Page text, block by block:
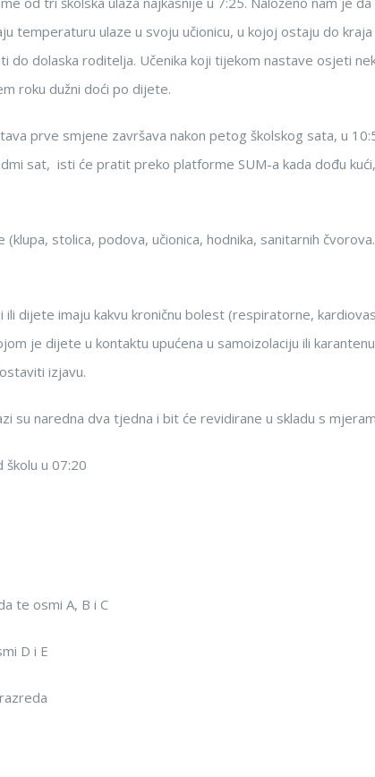
temperaturu ulaze u svoju učionicu, u kojoj ostaju do
dolaska roditelja. Učenika koji tijekom nastave osjeti
roku dužni doći po dijete.
prve smjene završava nakon petog školskog sata, u
sat, isti će pratit preko platforme SUM-a kada dođu
stolica, podova, učionica, hodnika, sanitarnih
dijete imaju kakvu kroničnu bolest (respiratorne,
je dijete u kontaktu upućena u samoizolaciju ili
izjavu.
naredna dva tjedna i bit će revidirane u skladu s
školu u 07:20
te osmi A, B i C
D i E